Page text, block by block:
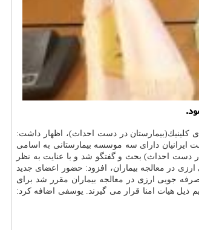
كلینیك(بیمارستان در دست احداث)، اظهار داشت:
دارای سه موسسه بیمارستانی به اسامی
دست احداث) بحث و گفتگو شد و با عنایت به نظر
در معالجه بیماران، افزود: حضور اعضای جدید
جویی ارزی در معالجه بیماران مقرر شد برای
هیات امنا قرار می گیرند. یوسفی اضافه كرد: